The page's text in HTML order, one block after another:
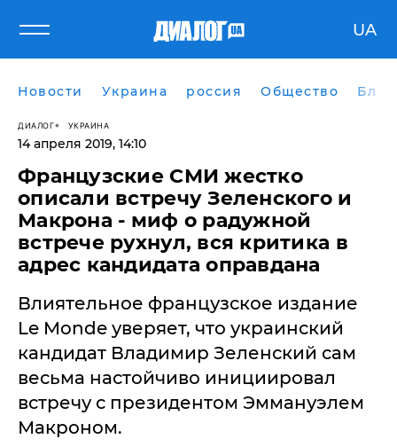
UA
Новости Украина россия Общество
ДИАЛОГ УКРАИНА
14 апреля 2019, 14:10
​Французские СМИ жестко
описали встречу Зеленского и
Макрона - миф о радужной
встрече рухнул, вся критика в
адрес кандидата оправдана
Влиятельное французское издание
Le Monde уверяет, что украинский
кандидат Владимир Зеленский сам
весьма настойчиво инициировал
встречу с президентом Эммануэлем
Макроном.